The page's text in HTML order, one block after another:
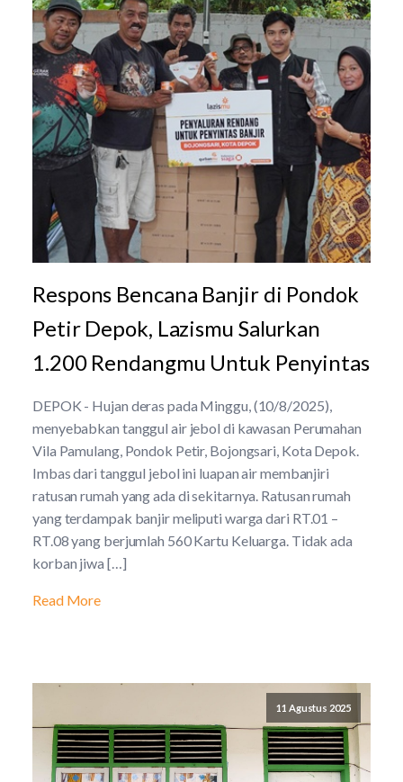
Respons Bencana Banjir di Pondok
Petir Depok, Lazismu Salurkan
1.200 Rendangmu Untuk Penyintas
DEPOK - Hujan deras pada Minggu, (10/8/2025),
menyebabkan tanggul air jebol di kawasan Perumahan
Vila Pamulang, Pondok Petir, Bojongsari, Kota Depok.
Imbas dari tanggul jebol ini luapan air membanjiri
ratusan rumah yang ada di sekitarnya. Ratusan rumah
yang terdampak banjir meliputi warga dari RT.01 –
RT.08 yang berjumlah 560 Kartu Keluarga. Tidak ada
korban jiwa […]
Read More
11 Agustus 2025